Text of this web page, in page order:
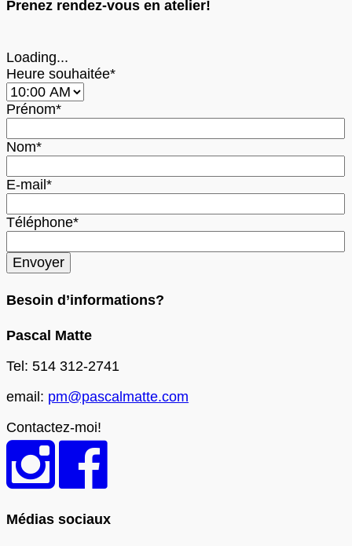
Prenez rendez-vous en atelier!
Loading...
Heure souhaitée*
Prénom*
Nom*
E-mail*
Téléphone*
Besoin d’informations?
Pascal Matte
Tel: 514 312-2741
email: pm@pascalmatte.com
Contactez-moi!
Médias sociaux